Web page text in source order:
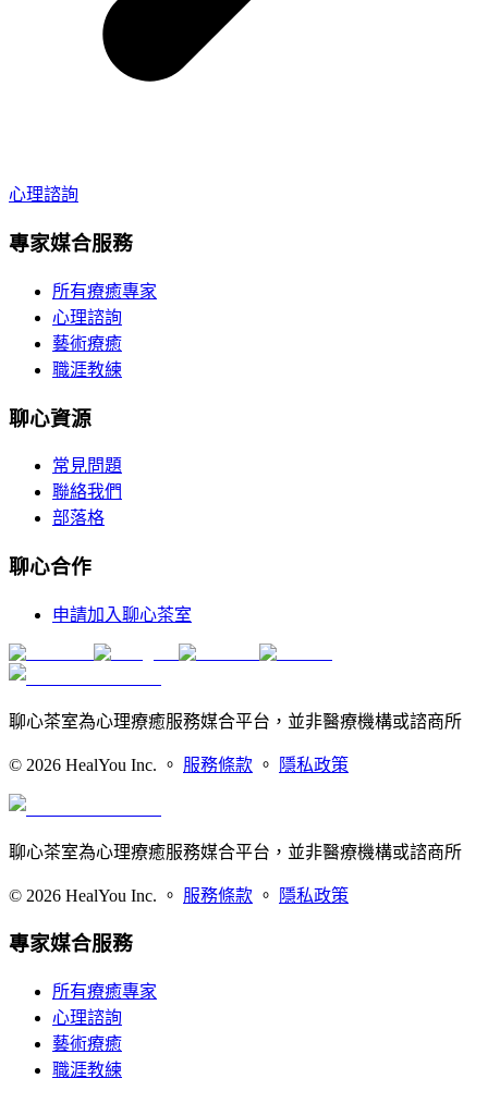
心理諮詢
專家媒合服務
所有療癒專家
心理諮詢
藝術療癒
職涯教練
聊心資源
常見問題
聯絡我們
部落格
聊心合作
申請加入聊心茶室
聊心茶室為心理療癒服務媒合平台，並非醫療機構或諮商所
© 2026 HealYou Inc. 。 服務條款 。 隱私政策
聊心茶室為心理療癒服務媒合平台，並非醫療機構或諮商所
© 2026 HealYou Inc. 。 服務條款 。 隱私政策
專家媒合服務
所有療癒專家
心理諮詢
藝術療癒
職涯教練